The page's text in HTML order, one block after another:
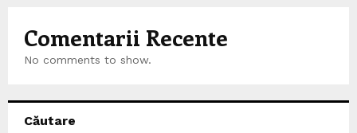
Comentarii Recente
No comments to show.
Căutare